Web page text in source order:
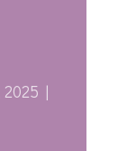
2025 |